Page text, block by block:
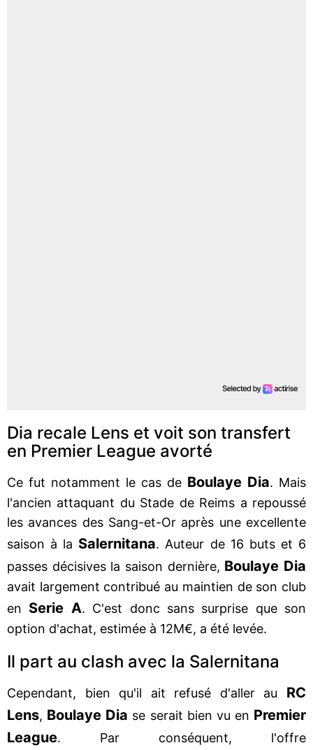
Dia recale Lens et voit son transfert
en Premier League avorté
Ce fut notamment le cas de Boulaye Dia. Mais
l'ancien attaquant du Stade de Reims a repoussé
les avances des Sang-et-Or après une excellente
saison à la Salernitana. Auteur de 16 buts et 6
passes décisives la saison dernière, Boulaye Dia
avait largement contribué au maintien de son club
en Serie A. C'est donc sans surprise que son
option d'achat, estimée à 12M€, a été levée.
Il part au clash avec la Salernitana
Cependant, bien qu'il ait refusé d'aller au RC
Lens, Boulaye Dia se serait bien vu en Premier
League. Par conséquent, l'offre